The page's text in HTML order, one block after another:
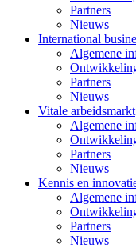
Partners
Nieuws
International
Algemene
Partners
Nieuws
Vitale arbeidsmarkt
Algemene
Partners
Nieuws
Kennis en
Algemene
Partners
Nieuws